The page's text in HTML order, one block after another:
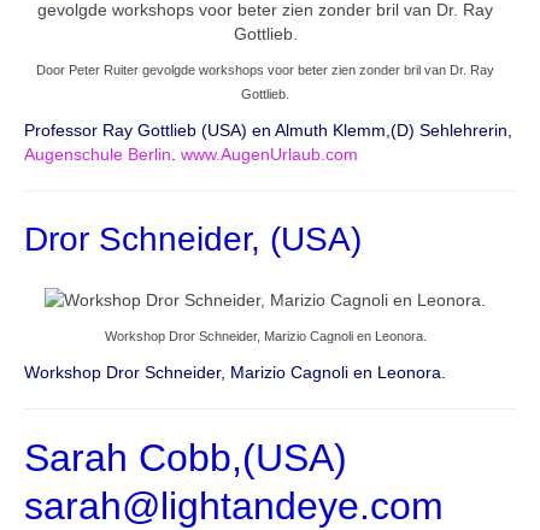
Door Peter Ruiter gevolgde workshops voor beter zien zonder bril van Dr. Ray
Gottlieb.
Professor Ray Gottlieb (USA) en Almuth Klemm,(D) Sehlehrerin,
Augenschule Berlin. www.AugenUrlaub.com
Dror Schneider, (USA)
Workshop Dror Schneider, Marizio Cagnoli en Leonora.
Workshop Dror Schneider, Marizio Cagnoli en Leonora.
Sarah Cobb,(USA)
sarah@lightandeye.com